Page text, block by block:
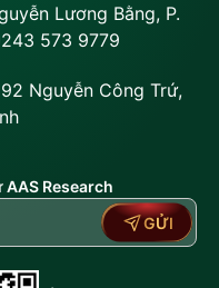
Lương Bằng, P.
573 9779
Nguyễn Công Trứ,
Research
GỬI